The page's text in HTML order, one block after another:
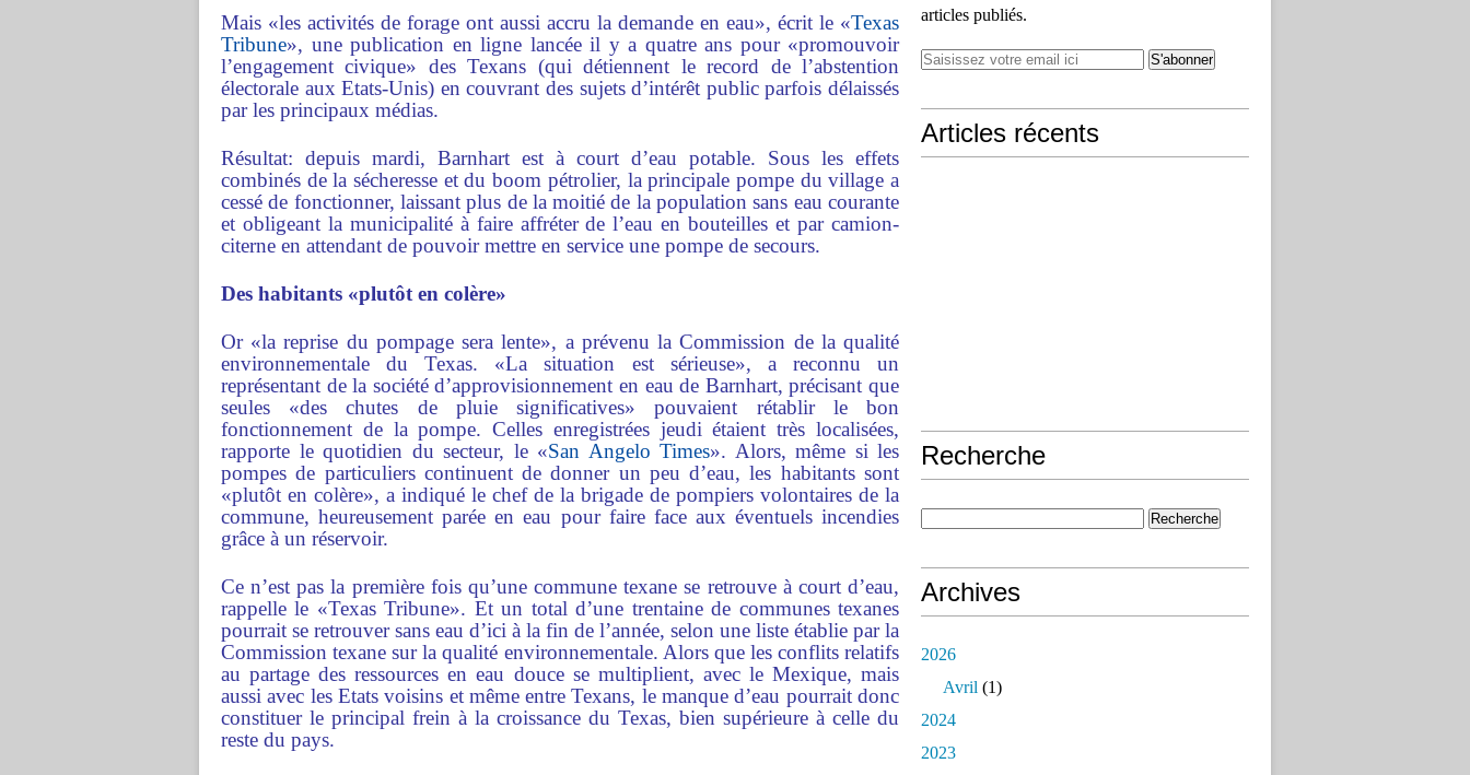
Mais «les activités de forage ont aussi accru la demande en eau», écrit le «Texas
Tribune», une publication en ligne lancée il y a quatre ans pour «promouvoir
l’engagement civique» des Texans (qui détiennent le record de l’abstention
électorale aux Etats-Unis) en couvrant des sujets d’intérêt public parfois délaissés
par les principaux médias.
Résultat: depuis mardi, Barnhart est à court d’eau potable. Sous les effets
combinés de la sécheresse et du boom pétrolier, la principale pompe du village a
cessé de fonctionner, laissant plus de la moitié de la population sans eau courante
et obligeant la municipalité à faire affréter de l’eau en bouteilles et par camion-
citerne en attendant de pouvoir mettre en service une pompe de secours.
Des habitants «plutôt en colère»
Or «la reprise du pompage sera lente», a prévenu la Commission de la qualité
environnementale du Texas. «La situation est sérieuse», a reconnu un
représentant de la société d’approvisionnement en eau de Barnhart, précisant que
seules «des chutes de pluie significatives» pouvaient rétablir le bon
fonctionnement de la pompe. Celles enregistrées jeudi étaient très localisées,
rapporte le quotidien du secteur, le «San Angelo Times». Alors, même si les
pompes de particuliers continuent de donner un peu d’eau, les habitants sont
«plutôt en colère», a indiqué le chef de la brigade de pompiers volontaires de la
commune, heureusement parée en eau pour faire face aux éventuels incendies
grâce à un réservoir.
Ce n’est pas la première fois qu’une commune texane se retrouve à court d’eau,
rappelle le «Texas Tribune». Et un total d’une trentaine de communes texanes
pourrait se retrouver sans eau d’ici à la fin de l’année, selon une liste établie par la
Commission texane sur la qualité environnementale. Alors que les conflits relatifs
au partage des ressources en eau douce se multiplient, avec le Mexique, mais
aussi avec les Etats voisins et même entre Texans, le manque d’eau pourrait donc
constituer le principal frein à la croissance du Texas, bien supérieure à celle du
reste du pays.
articles publiés.
Articles récents
Recherche
Archives
2026
Avril (1)
2024
2023